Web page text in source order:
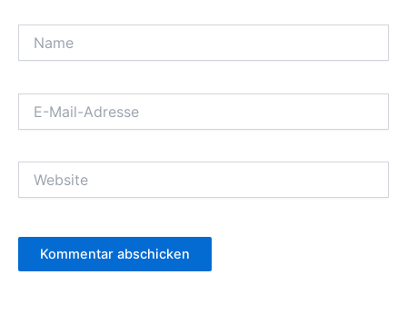
Mail-